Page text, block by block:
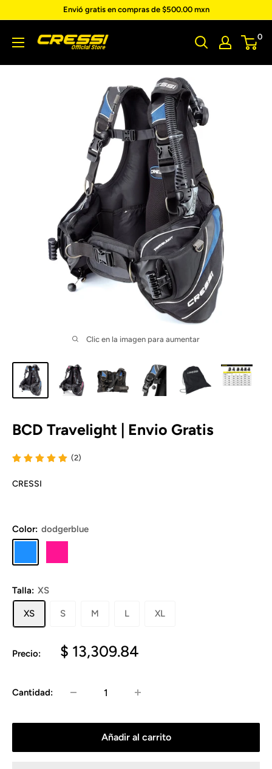
Envió gratis en compras de $500.00 mxn
Cressi 0
Clic en la imagen para aumentar
BCD Travelight | Envio Gratis
(2)
CRESSI
Color: dodgerblue
Talla: XS
XS S M L XL
Precio:
Precio
$ 13,309.84
Cantidad:
Añadir al carrito